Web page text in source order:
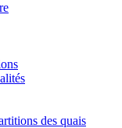
des quais